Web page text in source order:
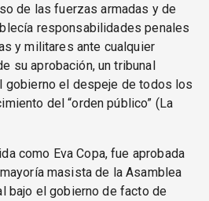
de las fuerzas armadas y de
responsabilidades penales
y militares ante cualquier
su aprobación, un tribunal
gobierno el despeje de todos los
del “orden público” (La
como Eva Copa, fue aprobada
masista de la Asamblea
bajo el gobierno de facto de